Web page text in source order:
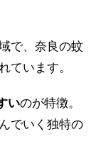
で、奈良の蚊
ています。
いのが特徴。
でいく独特の